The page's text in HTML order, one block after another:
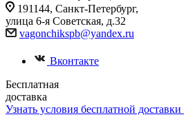
191144, Санкт-Петербург,
улица 6-я Советская, д.32
vagonchikspb@yandex.ru
Вконтакте
Бесплатная
доставка
Узнать условия бесплатной доставки